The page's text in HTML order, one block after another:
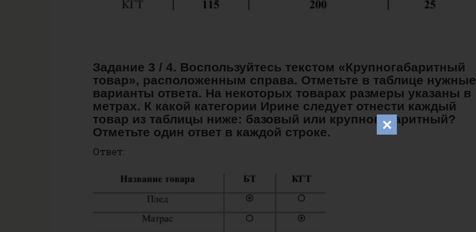
Задание 3 / 4. Воспользуйтесь текстом «Крупногабаритный
товар», расположенным справа. Отметьте в таблице нужные
варианты ответа. На некоторых товарах размеры указаны в
метрах. К какой категории Ирине следует отнести каждый
товар из таблицы ниже: базовый или крупногабаритный?
Отметьте один ответ в каждой строке.
Ответ: